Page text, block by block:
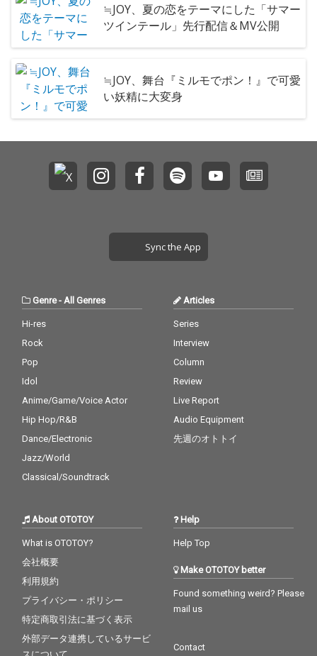
≒JOY、夏の恋をテーマにした「サマー
ツインテール」先行配信＆MV公開
≒JOY、舞台『ミルモでポン！』で可愛
い妖精に大変身
Sync the App
Genre- All Genres
Hi-res
Rock
Pop
Idol
Anime/Game/Voice Actor
Hip Hop/R&B
Dance/Electronic
Jazz/World
Classical/Soundtrack
Articles
Series
Interview
Column
Review
Live Report
Audio Equipment
先週のオトトイ
About OTOTOY
What is OTOTOY?
会社概要
利用規約
プライバシー・ポリシー
特定商取引法に基づく表示
外部データ連携しているサービ
Help
Help Top
Make OTOTOY better
Found something weird? Please
mail us
Contact